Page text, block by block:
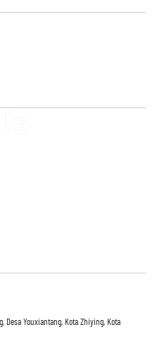
Desa Youxiantang, Kota Zhiying, Kota